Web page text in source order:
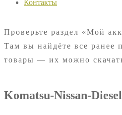
Контакты
Проверьте раздел «Мой
Там вы найдёте все ранее
товары — их можно
Komatsu-Nissan-